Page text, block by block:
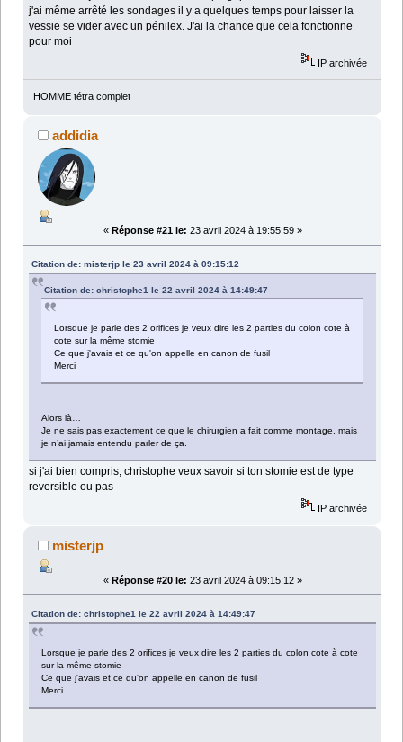
j'ai même arrêté les sondages il y a quelques temps pour laisser la
vessie se vider avec un pénilex. J'ai la chance que cela fonctionne
pour moi
IP archivée
HOMME tétra complet
addidia
« Réponse #21 le: 23 avril 2024 à 19:55:59 »
Citation de: misterjp le 23 avril 2024 à 09:15:12
Citation de: christophe1 le 22 avril 2024 à 14:49:47
Lorsque je parle des 2 orifices je veux dire les 2 parties du colon cote à
cote sur la même stomie
Ce que j'avais et ce qu'on appelle en canon de fusil
Merci
Alors là…
Je ne sais pas exactement ce que le chirurgien a fait comme montage, mais
je n’ai jamais entendu parler de ça.
si j'ai bien compris, christophe veux savoir si ton stomie est de type
reversible ou pas
IP archivée
misterjp
« Réponse #20 le: 23 avril 2024 à 09:15:12 »
Citation de: christophe1 le 22 avril 2024 à 14:49:47
Lorsque je parle des 2 orifices je veux dire les 2 parties du colon cote à cote
sur la même stomie
Ce que j'avais et ce qu'on appelle en canon de fusil
Merci